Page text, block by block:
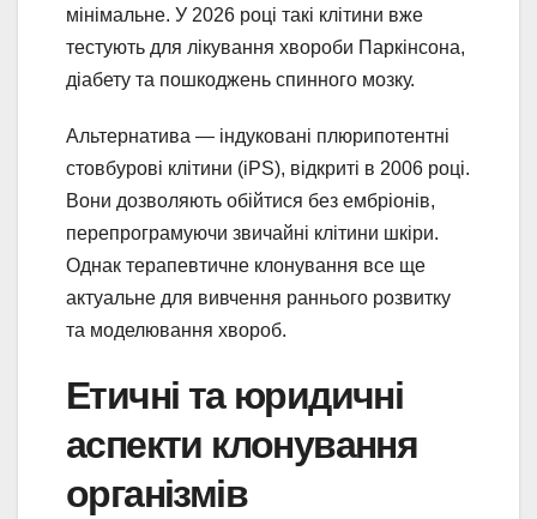
мінімальне. У 2026 році такі клітини вже
тестують для лікування хвороби Паркінсона,
діабету та пошкоджень спинного мозку.
Альтернатива — індуковані плюрипотентні
стовбурові клітини (iPS), відкриті в 2006 році.
Вони дозволяють обійтися без ембріонів,
перепрограмуючи звичайні клітини шкіри.
Однак терапевтичне клонування все ще
актуальне для вивчення раннього розвитку
та моделювання хвороб.
Етичні та юридичні
аспекти клонування
організмів